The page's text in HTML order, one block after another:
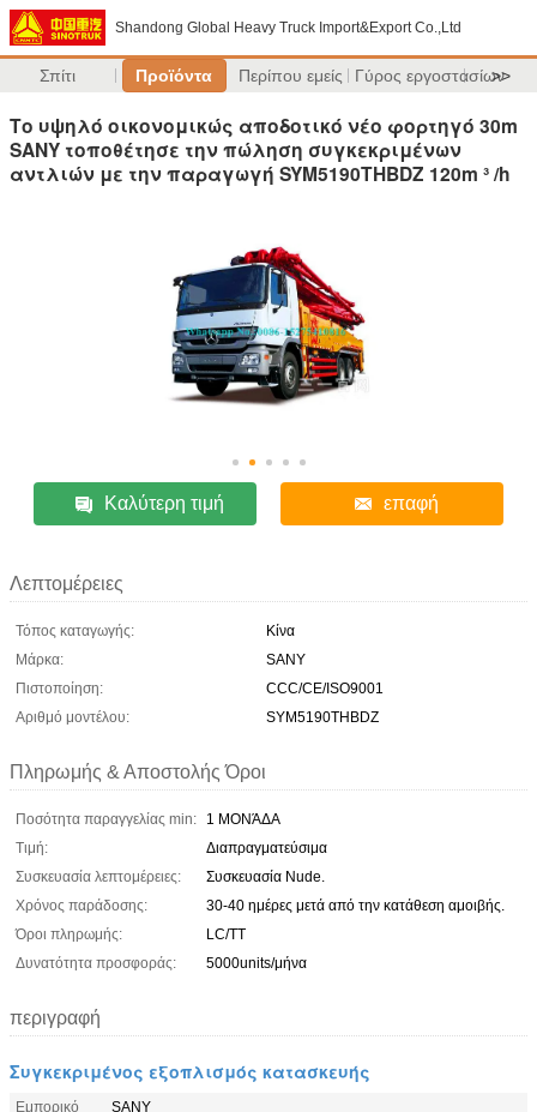
Shandong Global Heavy Truck Import&Export Co.,Ltd
Σπίτι Προϊόντα Περίπου εμείς Γύρος εργοστασίων
>>
Το υψηλό οικονομικώς αποδοτικό νέο φορτηγό 30m
SANY τοποθέτησε την πώληση συγκεκριμένων
αντλιών με την παραγωγή SYM5190THBDZ 120m ³ /h
Καλύτερη τιμή επαφή
Λεπτομέρειες
Τόπος καταγωγής:
Κίνα
Μάρκα:
SANY
Πιστοποίηση:
CCC/CE/ISO9001
Αριθμό μοντέλου:
SYM5190THBDZ
Πληρωμής & Αποστολής Όροι
Ποσότητα παραγγελίας min:
1 ΜΟΝΆΔΑ
Τιμή:
Διαπραγματεύσιμα
Συσκευασία λεπτομέρειες:
Συσκευασία Nude.
Χρόνος παράδοσης:
30-40 ημέρες μετά από την κατάθεση αμοιβής.
Όροι πληρωμής:
LC/TT
Δυνατότητα προσφοράς:
5000units/μήνα
περιγραφή
Συγκεκριμένος εξοπλισμός κατασκευής
Εμπορικό
SANY